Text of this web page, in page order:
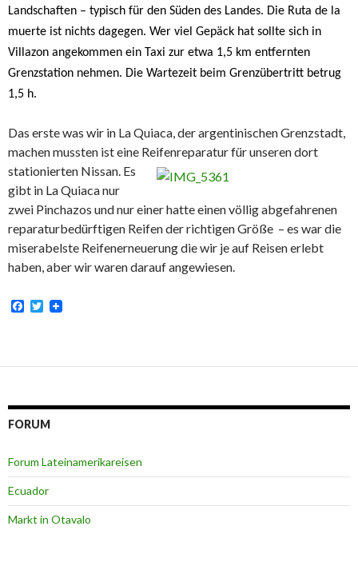
Landschaften – typisch für den Süden des Landes. Die Ruta de la
muerte ist nichts dagegen. Wer viel Gepäck hat sollte sich in
Villazon angekommen ein Taxi zur etwa 1,5 km entfernten
Grenzstation nehmen. Die Wartezeit beim Grenzübertritt betrug
1,5 h.
Das erste was wir in La Quiaca, der argentinischen Grenzstadt,
machen mussten ist eine Reifenreparatur für unseren dort
stationierten Nissan. Es
gibt in La Quiaca nur
zwei Pinchazos und nur einer hatte einen völlig abgefahrenen
reparaturbedürftigen Reifen der richtigen Größe – es war die
miserabelste Reifenerneuerung die wir je auf Reisen erlebt
haben, aber wir waren darauf angewiesen.
F
o
T
e
FORUM
Forum Lateinamerikareisen
Ecuador
Markt in Otavalo